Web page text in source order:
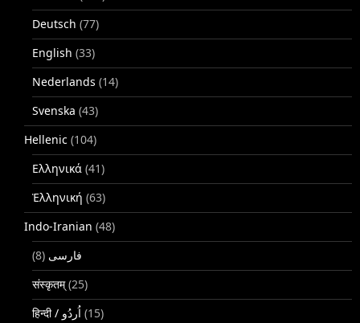
Deutsch (77)
English (33)
Nederlands (14)
Svenska (43)
Hellenic (104)
Ελληνικά (41)
Ἑλληνική (63)
Indo-Iranian (48)
فارسی (8)
संस्कृतम्(25)
(15)